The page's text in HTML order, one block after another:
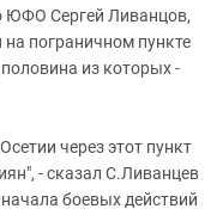
ЮФО Сергей Ливанцов,
на пограничном пункте
из которых -
через этот пункт
- сказал С.Ливанцев
боевых действий